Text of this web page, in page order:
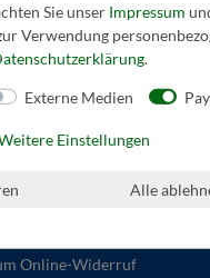
Online-Widerruf
Sie unser Impressum
Verwendung
Externe Medien
Einstellungen
Alle